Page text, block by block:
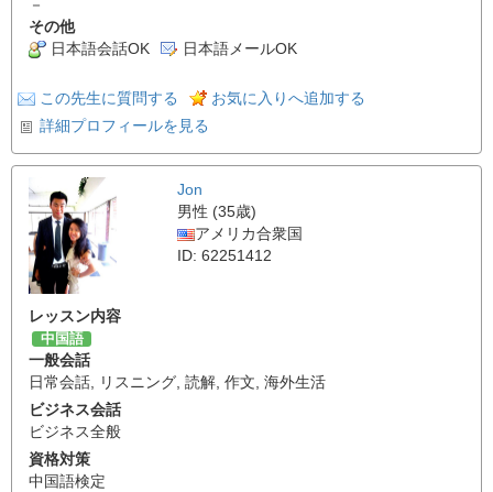
－
その他
日本語会話OK
日本語メールOK
この先生に質問する
お気に入りへ追加する
詳細プロフィールを見る
Jon
男性 (35歳)
アメリカ合衆国
ID: 62251412
レッスン内容
中国語
一般会話
日常会話
リスニング 読解 作文 海外生活
ビジネス会話
ビジネス全般
資格対策
中国語検定